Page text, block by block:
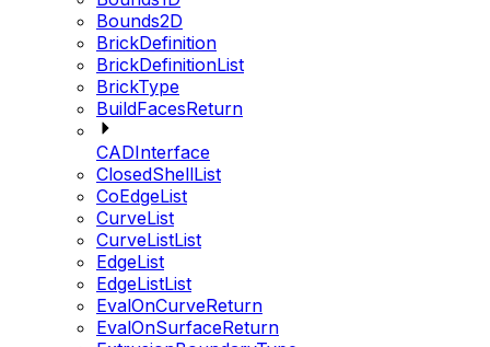
Bounds2D
BrickDefinition
BrickDefinitionList
BrickType
BuildFacesReturn
CADInterface
ClosedShellList
CoEdgeList
CurveList
CurveListList
EdgeList
EdgeListList
EvalOnCurveReturn
EvalOnSurfaceReturn